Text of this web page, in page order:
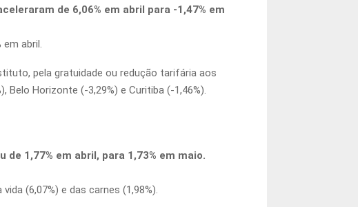
de 6,06% em abril para -1,47% em
abril.
pela gratuidade ou redução tarifária aos
Belo Horizonte (-3,29%) e Curitiba (-1,46%).
1,77% em abril, para 1,73% em maio.
(6,07%) e das carnes (1,98%).